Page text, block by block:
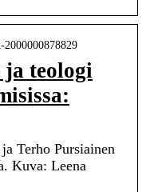
2000000878829
ja teologi
Terho Pursiainen
Kuva: Leena